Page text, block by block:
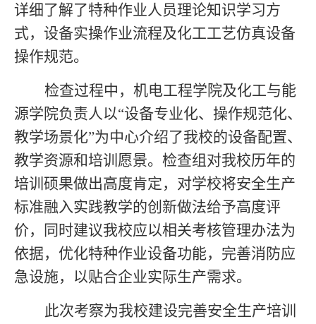
详细了解了特种作业人员理论知识学习方
式，设备实操作业流程及化工工艺仿真设备
操作规范。
检查过程中，机电工程学院及化工与能
源学院负责人以“设备专业化、操作规范化、
教学场景化”为中心介绍了我校的设备配置、
教学资源和培训愿景。检查组对我校历年的
培训硕果做出高度肯定，对学校将安全生产
标准融入实践教学的创新做法给予高度评
价，同时建议我校应以相关考核管理办法为
依据，优化特种作业设备功能，完善消防应
急设施，以贴合企业实际生产需求。
此次考察为我校建设完善安全生产培训